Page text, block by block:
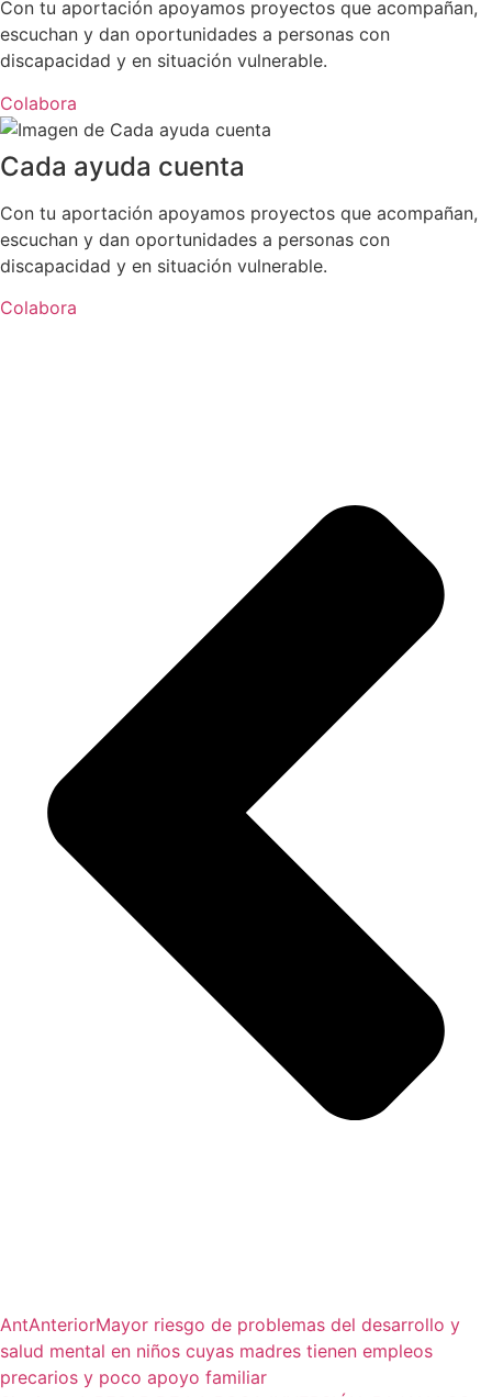
Con tu aportación apoyamos proyectos que acompañan,
escuchan y dan oportunidades a personas con
discapacidad y en situación vulnerable.
Colabora
Cada ayuda cuenta
Con tu aportación apoyamos proyectos que acompañan,
escuchan y dan oportunidades a personas con
discapacidad y en situación vulnerable.
Colabora
AntAnteriorMayor riesgo de problemas del desarrollo y
salud mental en niños cuyas madres tienen empleos
precarios y poco apoyo familiar